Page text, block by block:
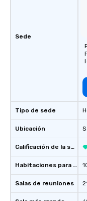
Sede
Tipo de sede
Ubicación
Calificación de la sede
Habitaciones para huéspedes
Salas de reuniones